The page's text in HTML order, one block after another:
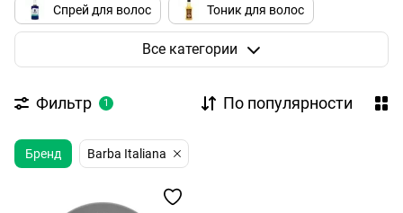
Спрей для волос Тоник для волос
Помада для волос Пудра для волос
Все категории
Фильтр 1 По популярности
Бренд Barba Italiana